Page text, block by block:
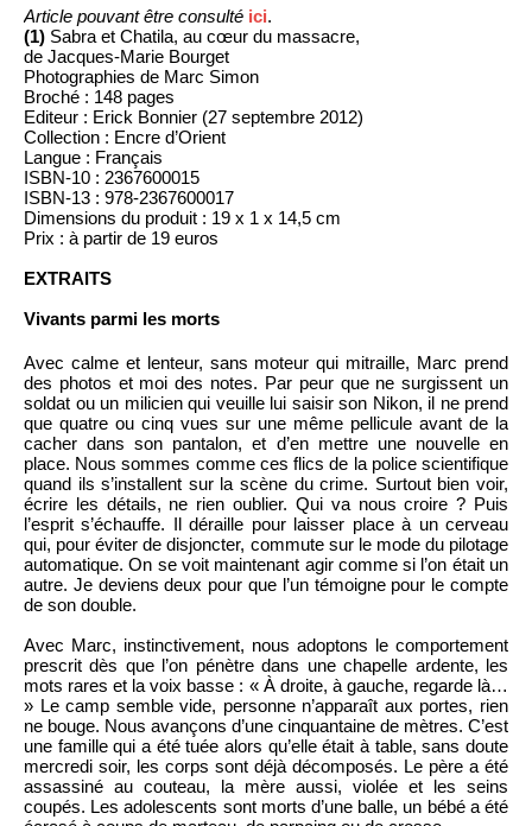
Article pouvant être consulté ici.
(1) Sabra et Chatila, au cœur du massacre,
de Jacques-Marie Bourget
Photographies de Marc Simon
Broché : 148 pages
Editeur : Erick Bonnier (27 septembre 2012)
Collection : Encre d’Orient
Langue : Français
ISBN-10 : 2367600015
ISBN-13 : 978-2367600017
Dimensions du produit : 19 x 1 x 14,5 cm
Prix : à partir de 19 euros
EXTRAITS
Vivants parmi les morts
Avec calme et lenteur, sans moteur qui mitraille, Marc prend
des photos et moi des notes. Par peur que ne surgissent un
soldat ou un milicien qui veuille lui saisir son Nikon, il ne prend
que quatre ou cinq vues sur une même pellicule avant de la
cacher dans son pantalon, et d’en mettre une nouvelle en
place. Nous sommes comme ces flics de la police scientifique
quand ils s’installent sur la scène du crime. Surtout bien voir,
écrire les détails, ne rien oublier. Qui va nous croire ? Puis
l’esprit s’échauffe. Il déraille pour laisser place à un cerveau
qui, pour éviter de disjoncter, commute sur le mode du pilotage
automatique. On se voit maintenant agir comme si l’on était un
autre. Je deviens deux pour que l’un témoigne pour le compte
de son double.
Avec Marc, instinctivement, nous adoptons le comportement
prescrit dès que l’on pénètre dans une chapelle ardente, les
mots rares et la voix basse : « À droite, à gauche, regarde là…
» Le camp semble vide, personne n’apparaît aux portes, rien
ne bouge. Nous avançons d’une cinquantaine de mètres. C’est
une famille qui a été tuée alors qu’elle était à table, sans doute
mercredi soir, les corps sont déjà décomposés. Le père a été
assassiné au couteau, la mère aussi, violée et les seins
coupés. Les adolescents sont morts d’une balle, un bébé a été